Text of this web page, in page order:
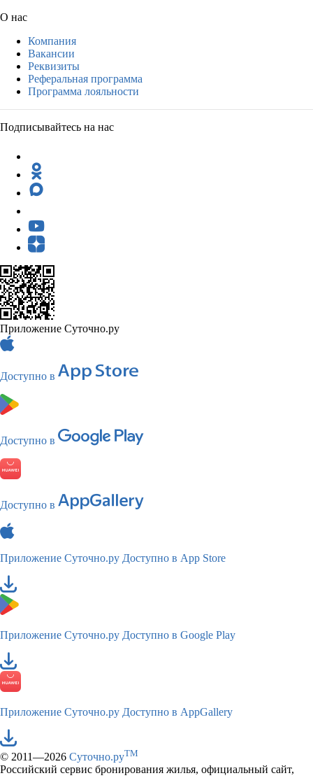
О нас
Компания
Вакансии
Реквизиты
Реферальная программа
Программа лояльности
Подписывайтесь на нас
Приложение Суточно.ру
Доступно в
Доступно в
Доступно в
Приложение Суточно.ру Доступно в App Store
Приложение Суточно.ру Доступно в Google Play
Приложение Суточно.ру Доступно в AppGallery
© 2011—2026 Суточно.руTM
Российский сервис бронирования жилья, официальный сайт,